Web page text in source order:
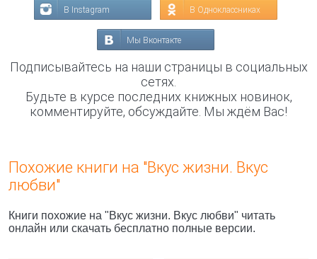
В Instagram В Одноклассниках
Мы Вконтакте
Подписывайтесь на наши страницы в социальных
сетях.
Будьте в курсе последних книжных новинок,
комментируйте, обсуждайте. Мы ждём Вас!
Похожие книги на "Вкус жизни. Вкус
любви"
Книги похожие на "Вкус жизни. Вкус любви" читать
онлайн или скачать бесплатно полные версии.